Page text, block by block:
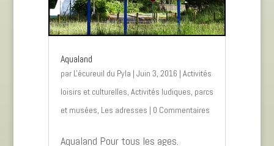
Aqualand
par L'écureuil du Pyla | Juin 3, 2016 | Activités
loisirs et culturelles, Activités ludiques, parcs
et musées, Les adresses | 0 Commentaires
Aqualand Pour tous les ages.